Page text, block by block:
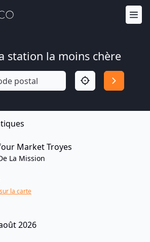
station la moins chère
Market Troyes
La Mission
la carte
2026